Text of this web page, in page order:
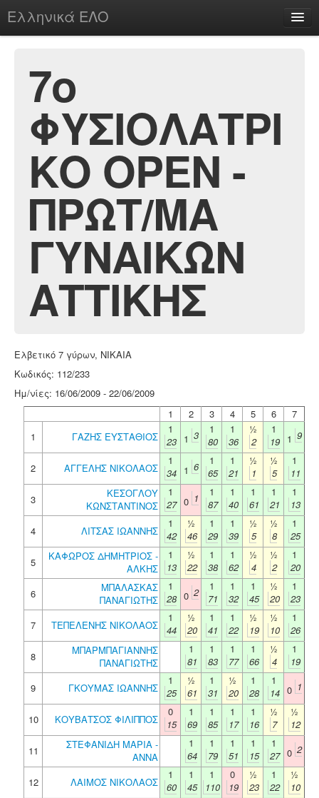
Ελληνικά ΕΛΟ
chesstu.be @ discord
Login
7ο
ΦΥΣΙΟΛΑΤΡΙ
ΚΟ ΟΡΕΝ -
ΠΡΩΤ/ΜΑ
ΓΥΝΑΙΚΩΝ
ΑΤΤΙΚΗΣ
Ελβετικό 7 γύρων, ΝΙΚΑΙΑ
Κωδικός: 112/233
Ημ/νίες: 16/06/2009 - 22/06/2009
1
2 3 4 5 6
7
1
ΓΑΖΗΣ ΕΥΣΤΑΘΙΟΣ
1
23
1 3
1
80
1
36
½
2
1
19
1 9
2 ΑΓΓΕΛΗΣ ΝΙΚΟΛΑΟΣ
1
34
1 6
1
65
1
21
½
1
½
5
1
11
3
ΚΕΣΟΓΛΟΥ
ΚΩΝΣΤΑΝΤΙΝΟΣ
1
27 0 1
1
87
1
40
1
61
1
21
1
13
4
ΛΙΤΣΑΣ ΙΩΑΝΝΗΣ
1
42
½
46
1
29
1
39
½
5
½
8
1
25
5
ΚΑΦΩΡΟΣ ΔΗΜΗΤΡΙΟΣ -
ΑΛΚΗΣ
1
13
½
22
1
38
1
62
½
4
½
2
1
20
6
ΜΠΑΛΑΣΚΑΣ
ΠΑΝΑΓΙΩΤΗΣ
1
28 0 2
1
71
1
32
1
45
½
20
1
23
7
ΤΕΠΕΛΕΝΗΣ ΝΙΚΟΛΑΟΣ
1
44
½
20
1
41
1
22
½
19
½
10
1
26
8
ΜΠΑΡΜΠΑΓΙΑΝΝΗΣ
ΠΑΝΑΓΙΩΤΗΣ
1
81
1
83
1
77
1
66
½
4
1
19
9
ΓΚΟΥΜΑΣ ΙΩΑΝΝΗΣ
1
25
½
61
1
31
½
20
1
28
1
14 0 1
10 ΚΟΥΒΑΤΣΟΣ ΦΙΛΙΠΠΟΣ
0
15
1
69
1
85
1
17
1
16
½
7
½
12
11
ΣΤΕΦΑΝΙΔΗ ΜΑΡΙΑ -
ΑΝΝΑ
1
64
1
79
1
51
1
15
1
27 0 2
12 ΛΑΙΜΟΣ ΝΙΚΟΛΑΟΣ
1
60
1
45
1
110
0
19
½
23
1
22
½
10